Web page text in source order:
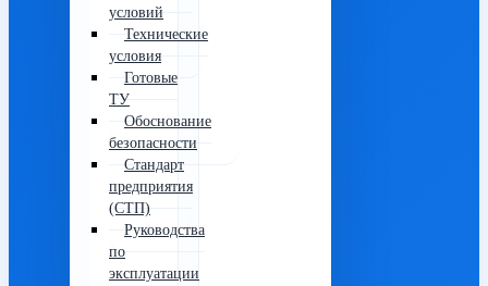
условий
Технические
условия
Готовые
ТУ
Обоснование
безопасности
Стандарт
предприятия
(СТП)
Руководства
по
эксплуатации